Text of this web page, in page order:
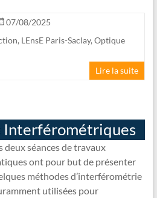
07/08/2025
, LEnsE Paris-Saclay, Optique
Lire la suite
Interférométriques
deux séances de travaux
ont pour but de présenter
méthodes d’interférométrie
utilisées pour